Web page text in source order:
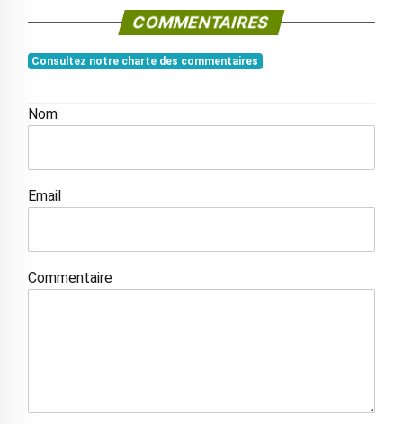
COMMENTAIRES
Consultez notre charte des commentaires
Nom
Email
Commentaire